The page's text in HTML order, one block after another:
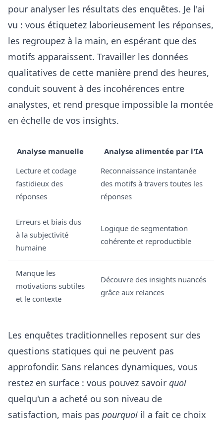
pour analyser les résultats des enquêtes. Je l'ai
vu : vous étiquetez laborieusement les réponses,
les regroupez à la main, en espérant que des
motifs apparaissent. Travailler les données
qualitatives de cette manière prend des heures,
conduit souvent à des incohérences entre
analystes, et rend presque impossible la montée
en échelle de vos insights.
Analyse manuelle
Analyse alimentée par l'IA
Lecture et codage
fastidieux des
réponses
Reconnaissance instantanée
des motifs à travers toutes les
réponses
Erreurs et biais dus
à la subjectivité
humaine
Logique de segmentation
cohérente et reproductible
Manque les
motivations subtiles
et le contexte
Découvre des insights nuancés
grâce aux relances
Les enquêtes traditionnelles reposent sur des
questions statiques qui ne peuvent pas
approfondir. Sans relances dynamiques, vous
restez en surface : vous pouvez savoir quoi
quelqu'un a acheté ou son niveau de
satisfaction, mais pas pourquoi il a fait ce choix